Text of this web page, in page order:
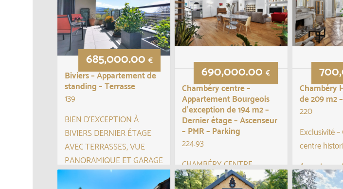
élégance, confort moderne ...
contemporaine : elle allie
élégance, confort moderne ...
Bel ouvrage
totalisant
Biviers – Appartement de
standing – Terrasse
685,000.00€
139
BIEN D’EXCEPTION À
BIVIERS DERNIER ÉTAGE
AVEC TERRASSES, VUE
PANORAMIQUE ET GARAGE
DOUBLE (en sus)
Chambéry centre –
Appartement Bourgeois
d’exception de 194 m2 –
Dernier étage – Ascenseur
– PMR – Parking
690,000.00€
224.93
CHAMBÉRY CENTRE
Appartement bourgeois
Chambéry
de 209 m2
220
Exclusivité
centre
209 m2